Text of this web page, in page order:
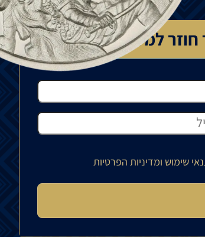
למלאי
שימוש ומדיניות הפרטיות